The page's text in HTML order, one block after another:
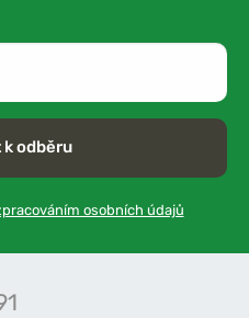
odběru
osobních údajů